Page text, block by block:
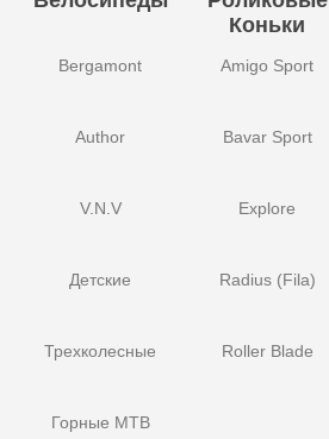
Bergamont
Author
V.N.V
Детские
Трехколесные
Горные MTB
Коньки
Amigo Sport
Bavar Sport
Explore
Radius (Fila)
Roller Blade